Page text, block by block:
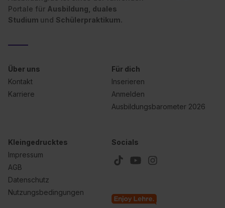
Portale für Ausbildung, duales
Studium und Schülerpraktikum.
Über uns
Kontakt
Karriere
Für dich
Inserieren
Anmelden
Ausbildungsbarometer 2026
Kleingedrucktes
Impressum
AGB
Datenschutz
Nutzungsbedingungen
Socials